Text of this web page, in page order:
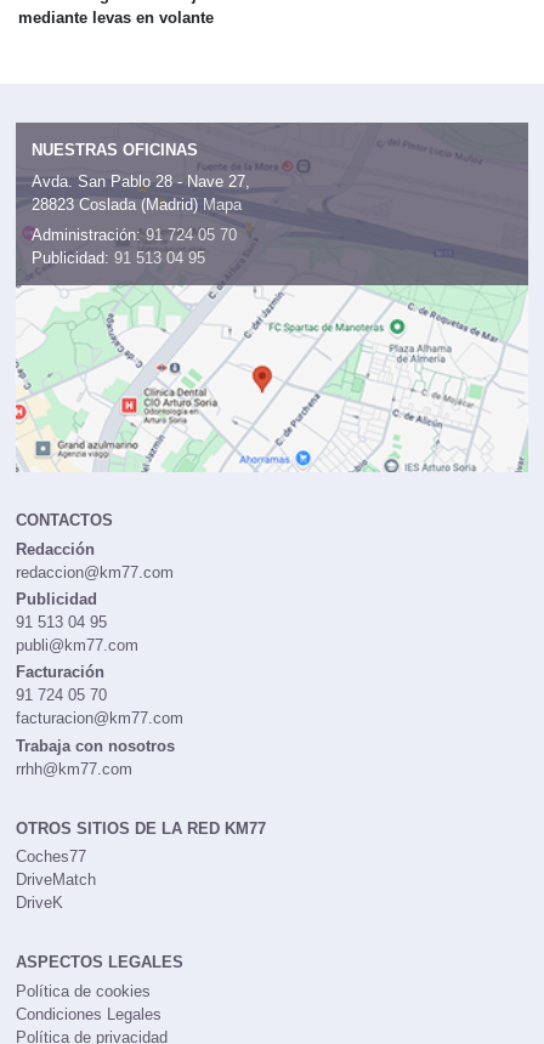
mediante levas en volante
NUESTRAS OFICINAS
Avda. San Pablo 28 - Nave 27,
28823 Coslada (Madrid) Mapa
Administración: 91 724 05 70
Publicidad: 91 513 04 95
CONTACTOS
Redacción
redaccion@km77.com
Publicidad
91 513 04 95
publi@km77.com
Facturación
91 724 05 70
facturacion@km77.com
Trabaja con nosotros
rrhh@km77.com
OTROS SITIOS DE LA RED KM77
Coches77
DriveMatch
DriveK
ASPECTOS LEGALES
Política de cookies
Condiciones Legales
Política de privacidad